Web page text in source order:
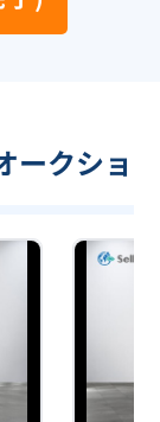
ークショ